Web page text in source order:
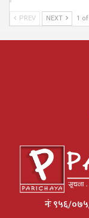
PREV NEXT 1
नंः ९५६/